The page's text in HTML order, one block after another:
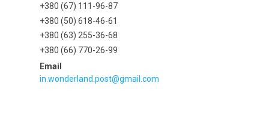
+380 (67) 111-96-87
+380 (50) 618-46-61
+380 (63) 255-36-68
+380 (66) 770-26-99
in.wonderland.post@gmail.com